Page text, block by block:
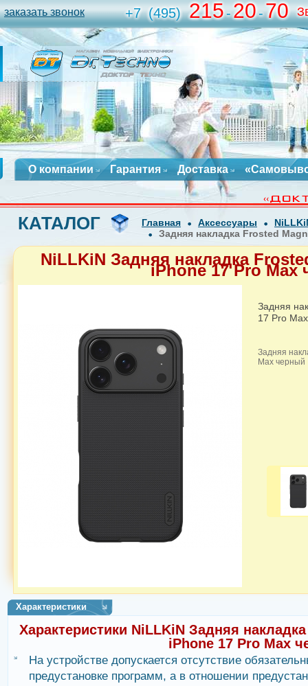
заказать звонок +7 (495) 215-20-70
О компании Гарантия Доставка
КАТАЛОГ Главная Аксессуары
Задняя накладка Frosted
NiLLKiN Задняя накладка
iPhone 17 Pro Max
Задняя
17 Pro
Задняя
Max черный
Характеристики
Характеристики NiLLKiN Задняя
iPhone 17 Pro Max
На устройстве допускается отсутствие
предустановке программ, а в отношении